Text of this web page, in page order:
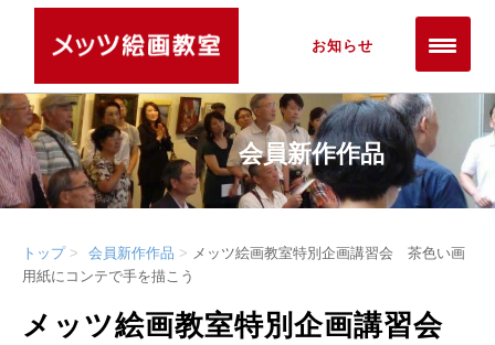
お知らせ
会員新作作品
トップ 会員新作作品
メッツ絵画教室特別企画講習会 茶色い画
用紙にコンテで手を描こう
メッツ絵画教室特別企画講習会